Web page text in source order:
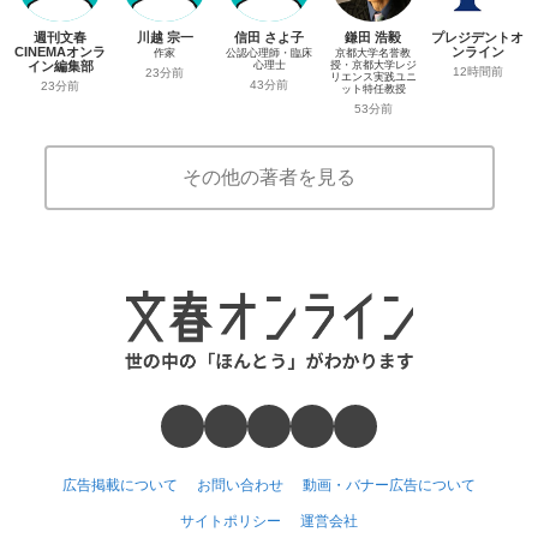
週刊文春
CINEMAオンラ
イン編集部
23分前
川越 宗一
作家
23分前
信田 さよ子
公認心理師・臨床
心理士
43分前
鎌田 浩毅
京都大学名誉教
授・京都大学レジ
リエンス実践ユニ
ット特任教授
53分前
プレジデントオ
ンライン
12時間前
その他の著者を見る
広告掲載について お問い合わせ 動画・バナー広告について
サイトポリシー 運営会社